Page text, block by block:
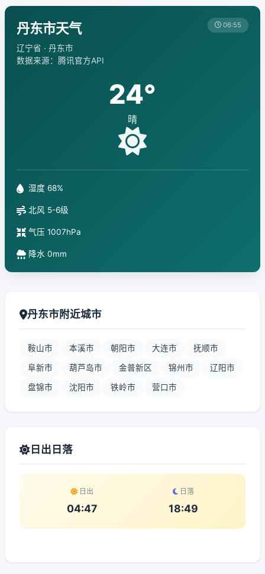
丹东市天气
辽宁省 · 丹东市
数据来源：腾讯官方API
06:55
24°
晴
湿度 68%
北风 5-6级
气压 1007hPa
降水 0mm
丹东市附近城市
鞍山市 本溪市 朝阳市 大连市 抚顺市
阜新市 葫芦岛市 金普新区 锦州市 辽阳市
盘锦市 沈阳市 铁岭市 营口市
日出日落
日出
04:47
日落
18:49